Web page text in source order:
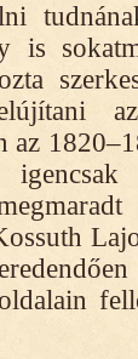
is
az